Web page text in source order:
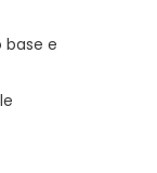
base e